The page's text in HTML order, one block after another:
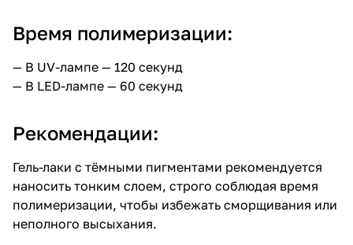
Время полимеризации:
— В UV-лампе — 120 секунд
— В LED-лампе — 60 секунд
Рекомендации:
Гель-лаки с тёмными пигментами рекомендуется
наносить тонким слоем, строго соблюдая время
полимеризации, чтобы избежать сморщивания или
неполного высыхания.